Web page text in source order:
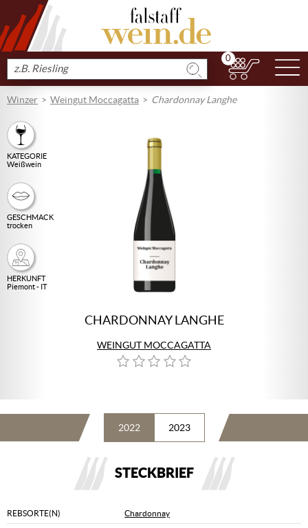
Produkt
suchen
0
Winzer Weingut Moccagatta Chardonnay Langhe
KATEGORIE
Weißwein
GESCHMACK
trocken
HERKUNFT
Piemont - IT
CHARDONNAY LANGHE
WEINGUT MOCCAGATTA
2022 2023
STECKBRIEF
REBSORTE(N) Chardonnay